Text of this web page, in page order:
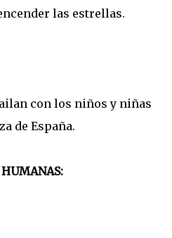
las estrellas.
con los niños y niñas
de España.
HUMANAS: